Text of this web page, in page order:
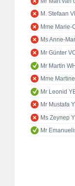
M. Stefaan
Mme Marie-
Ms Anne-
Mr Günter
Mr Martin
Mme
Mr Leonid
Mr Mustafa
Ms Zeynep
Mr